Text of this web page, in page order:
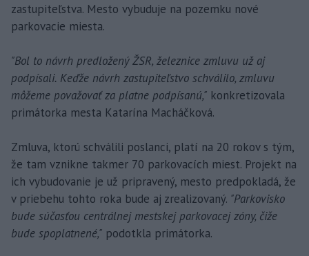
zastupiteľstva. Mesto vybuduje na pozemku nové
parkovacie miesta.
"Bol to návrh predložený ŽSR, železnice zmluvu už aj
podpísali. Keďže návrh zastupiteľstvo schválilo, zmluvu
môžeme považovať za platne podpísanú," konkretizovala
primátorka mesta Katarína Macháčková.
Zmluva, ktorú schválili poslanci, platí na 20 rokov s tým,
že tam vznikne takmer 70 parkovacích miest. Projekt na
ich vybudovanie je už pripravený, mesto predpokladá, že
v priebehu tohto roka bude aj zrealizovaný. "Parkovisko
bude súčasťou centrálnej mestskej parkovacej zóny, čiže
bude spoplatnené," podotkla primátorka.